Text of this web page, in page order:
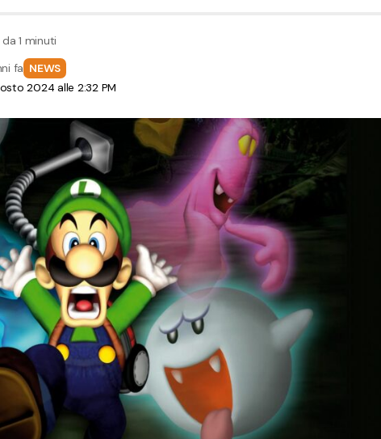
2024 alle 2:32 PM
fa NEWS
1 minuti